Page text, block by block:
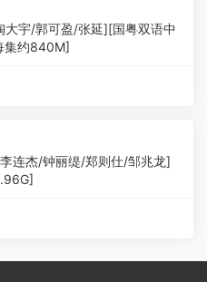
宇/郭可盈/张延][国粤双语中
集约840M]
连杰/钟丽缇/郑则仕/邹兆龙]